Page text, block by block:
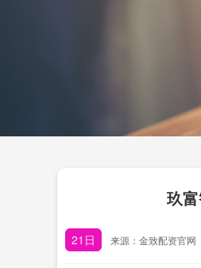
玖
21日 来源：金致配资官网